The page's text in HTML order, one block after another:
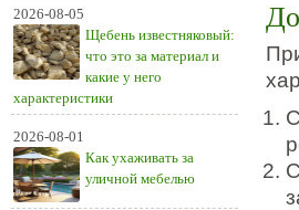
2026-08-05
Щебень известняковый:
что это за материал и
какие у него
характеристики
2026-08-01
Как ухаживать за
уличной мебелью